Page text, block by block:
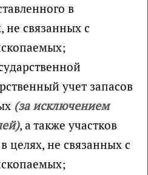
в
не связанных с
учет запасов
(за исключением
, а также участков
целях, не связанных с